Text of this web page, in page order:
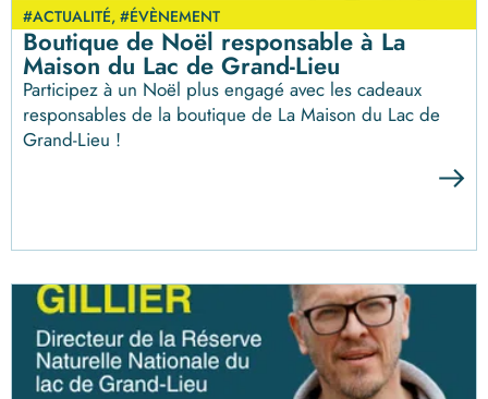
#ACTUALITÉ, #ÉVÈNEMENT
Boutique de Noël responsable à La
Maison du Lac de Grand-Lieu
Participez à un Noël plus engagé avec les cadeaux
responsables de la boutique de La Maison du Lac de
Grand-Lieu !